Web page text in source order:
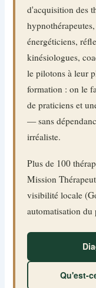
d'acquisition des
énergéticiens,
kinésiologues,
le pilotons à leur
formation : on le
de praticiens et
— sans
irréaliste.
Plus de 100
Mission
visibilité locale
automatisation du
Qu'est-